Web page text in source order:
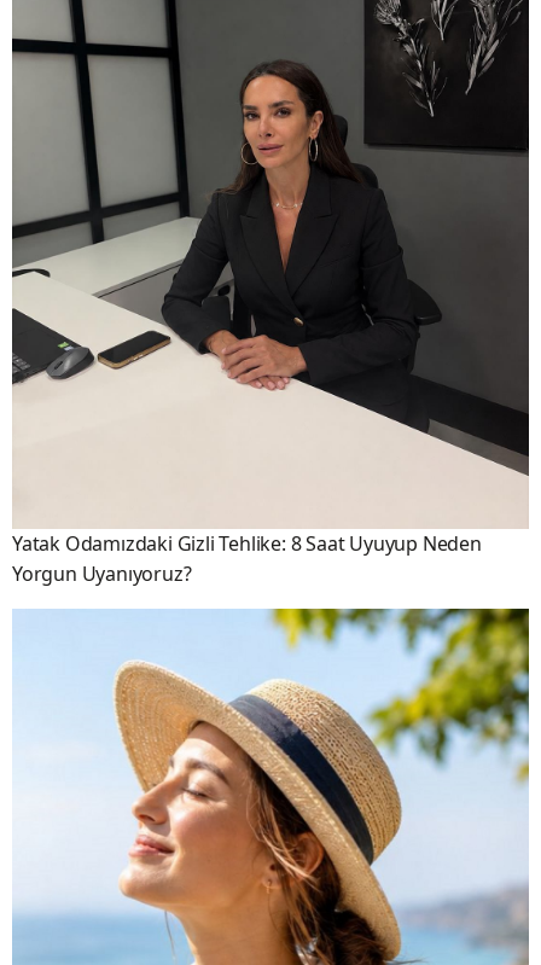
Yatak Odamızdaki Gizli Tehlike: 8 Saat Uyuyup Neden
Yorgun Uyanıyoruz?